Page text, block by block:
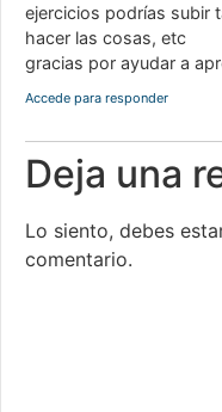
ejercicios podrías subir
hacer las cosas, etc
gracias por ayudar a
Accede para responder
Deja una
Lo siento, debes
comentario.